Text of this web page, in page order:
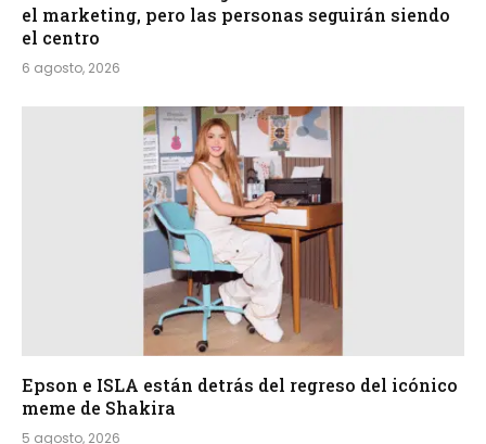
el marketing, pero las personas seguirán siendo
el centro
6 agosto, 2026
Epson e ISLA están detrás del regreso del icónico
meme de Shakira
5 agosto, 2026